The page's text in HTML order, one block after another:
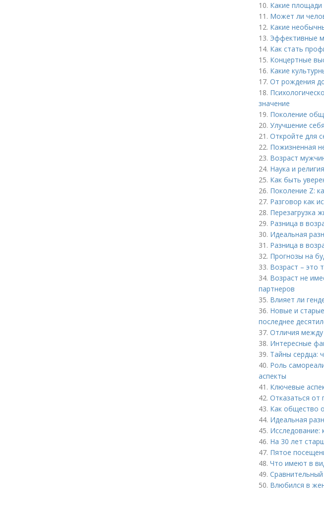
10. Какие
11. Может ли
12. Какие
13. Эффективные
14. Как стать
15. Концертные
16. Какие
17. От рождения
18.
значение
19. Поколение
20. Улучшение
21. Откройте для
22. Пожизненная
23. Возраст
24. Наука и
25. Как быть
26. Поколение Z:
27. Разговор как
28. Перезагрузка
29. Разница в
30. Идеальная
31. Разница в
32. Прогнозы на
33. Возраст – это
34. Возраст не
партнеров
35. Влияет ли
36. Новые и
последнее
37. Отличия
38. Интересные
39. Тайны сердца:
40. Роль
аспекты
41. Ключевые
42. Отказаться от
43. Как общество
44. Идеальная
45. Исследование:
46. На 30 лет
47. Пятое
48. Что имеют в
49.
50. Влюбился в